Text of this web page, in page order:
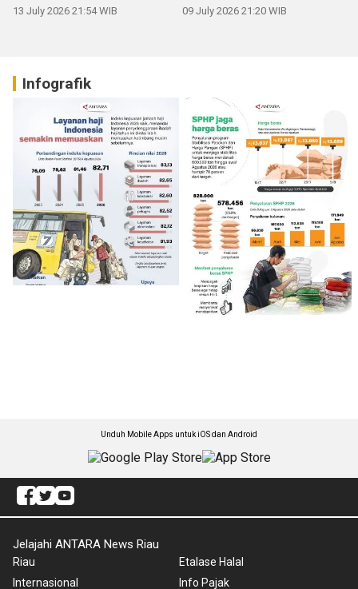
13 July 2026 21:54 WIB 09 July 2026 21:20 WIB
Infografik
Unduh Mobile Apps untuk iOS dan Android
Jelajahi ANTARA News Riau
Riau
Internasional
Etalase Halal
Info Pajak